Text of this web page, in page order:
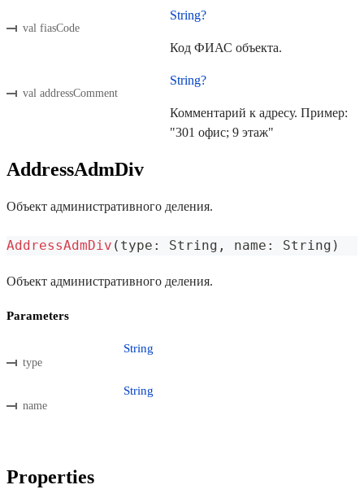
val fiasCode
String?
Код ФИАС объекта.
val addressComment
String?
Комментарий к адресу. Пример:
"301 офис; 9 этаж"
AddressAdmDiv
Объект административного деления.
AddressAdmDiv ( type : String , name : String )
Объект административного деления.
Parameters
type
String
name
String
Properties